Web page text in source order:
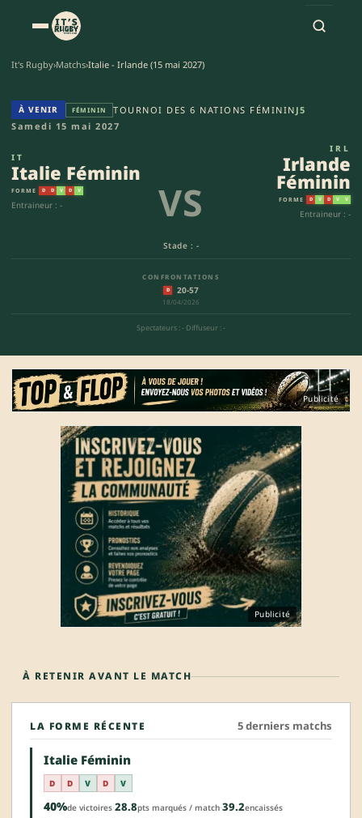
It's Rugby›Matchs›Italie - Irlande (15 mai 2027)
Italie Féminin - Irlande
À VENIR FÉMININ TOURNOI DES 6 NATIONS FÉMININ J5
Samedi 15 mai 2027
IT
Italie Féminin
FORME D D V D V
Entraineur : -
Stade : -
VS
CONFRONTATIONS
D 20-57
18/04/2026
Spectateurs : - Diffuseur : -
IRL
Irlande
Féminin
FORME D V D V V
Entraineur : -
Publicité
Publicité
À RETENIR AVANT LE MATCH
LA FORME RÉCENTE 5 derniers matchs
Italie Féminin
D D V D V
40%de victoires·28.8pts marqués / match·39.2encaissés